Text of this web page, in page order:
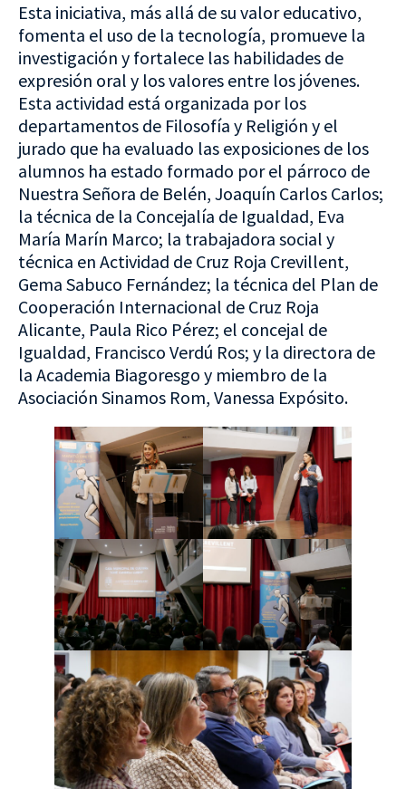
Esta iniciativa, más allá de su valor educativo,
fomenta el uso de la tecnología, promueve la
investigación y fortalece las habilidades de
expresión oral y los valores entre los jóvenes.
Esta actividad está organizada por los
departamentos de Filosofía y Religión y el
jurado que ha evaluado las exposiciones de los
alumnos ha estado formado por el párroco de
Nuestra Señora de Belén, Joaquín Carlos Carlos;
la técnica de la Concejalía de Igualdad, Eva
María Marín Marco; la trabajadora social y
técnica en Actividad de Cruz Roja Crevillent,
Gema Sabuco Fernández; la técnica del Plan de
Cooperación Internacional de Cruz Roja
Alicante, Paula Rico Pérez; el concejal de
Igualdad, Francisco Verdú Ros; y la directora de
la Academia Biagoresgo y miembro de la
Asociación Sinamos Rom, Vanessa Expósito.